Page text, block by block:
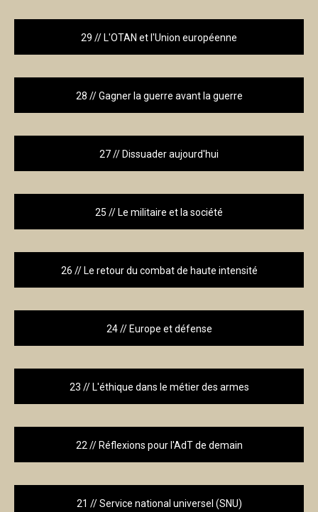
29 // L'OTAN et l'Union européenne
28 // Gagner la guerre avant la guerre
27 // Dissuader aujourd'hui
25 // Le militaire et la société
26 // Le retour du combat de haute intensité
24 // Europe et défense
23 // L'éthique dans le métier des armes
22 // Réflexions pour l'AdT de demain
21 // Service national universel (SNU)